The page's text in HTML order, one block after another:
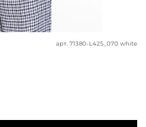
арт. 71380-L425_070 white